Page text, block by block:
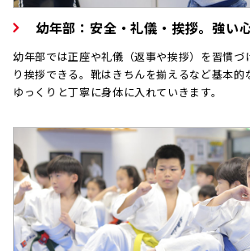
幼年部：安全・礼儀・挨拶。強い
幼年部では正座や礼儀（返事や挨拶）を習慣づ
り挨拶できる。靴はきちんを揃えるなど基本的
ゆっくりと丁寧に身体に入れていきます。